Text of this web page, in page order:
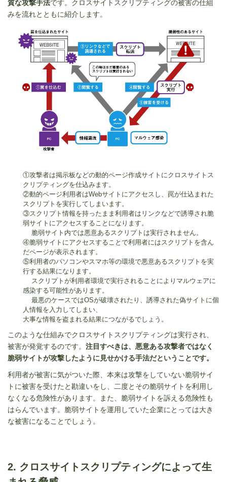
質な攻撃手法です。クロスサイトスクリプティングの被害の仕組
みを流れとともに紹介します。
①攻撃者は掲示板などの動的ページ作成サイトにクロスサイトス
クリプティングを仕込みます。
②動的ページ利用者はWebサイトにアクセスし、罠が仕込まれた
スクリプトを実行してしまいます。
③スクリプト情報を持ったまま利用者はリンクなどで誘導され脆
弱サイトにアクセスすることになります。
脆弱サイト内では悪意あるスクリプトは実行されません。
④脆弱サイトにアクセスすることで利用者にはスクリプトを含ん
だページが表示されます。
⑤利用者のパソコンやスマホ等の環境で悪意あるスクリプトを実
行する結果になります。
スクリプトが利用者環境で実行されることによりマルウェアに
感染する可能性があります。
最悪のケースではOSが破壊されたり、誘導された偽サイトに個
人情報を入力してしまい、
大事な情報を盗まれる結果につながるでしょう。
このような仕組みでクロスサイトスクリプティングは実行され、
被害が発覚するのです。 注目すべきは、悪意ある攻撃者ではなく
脆弱サイトが攻撃したように見せかける手法だということです。
利用者が被害に気がついた際、本来は攻撃をしていない脆弱サイ
トに被害を受けたと勘違いをし、二度とその脆弱サイトを利用し
なくなる危険性があります。また、脆弱サイトを訴える危険性も
はらんでいます。脆弱サイトを運用していた企業にとっては大き
な被害になることでしょう。
2. クロスサイトスクリプティングによって生